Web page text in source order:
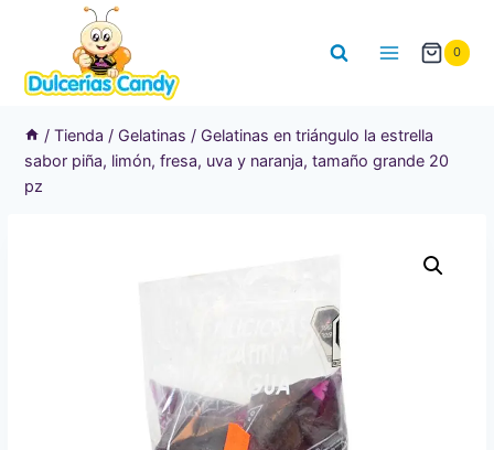
contenido
0
/ Tienda / Gelatinas / Gelatinas en triángulo la estrella
sabor piña, limón, fresa, uva y naranja, tamaño grande 20
pz